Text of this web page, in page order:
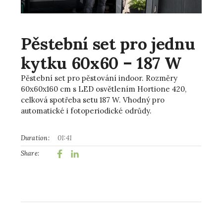
Pěstební set pro jednu
kytku 60x60 – 187 W
Pěstební set pro pěstování indoor. Rozměry
60x60x160 cm s LED osvětlením Hortione 420,
celková spotřeba setu 187 W. Vhodný pro
automatické i fotoperiodické odrůdy.
Duration: 01:41
Share: